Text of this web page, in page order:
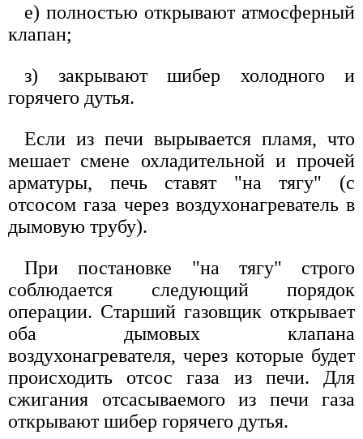
е) полностью открывают атмосферный
клапан;
з) закрывают шибер холодного и
горячего дутья.
Если из печи вырывается пламя, что
мешает смене охладительной и прочей
арматуры, печь ставят "на тягу" (с
отсосом газа через воздухонагреватель в
дымовую трубу).
При постановке "на тягу" строго
соблюдается следующий порядок
операции. Старший газовщик открывает
оба дымовых клапана
воздухонагревателя, через которые будет
происходить отсос газа из печи. Для
сжигания отсасываемого из печи газа
открывают шибер горячего дутья.